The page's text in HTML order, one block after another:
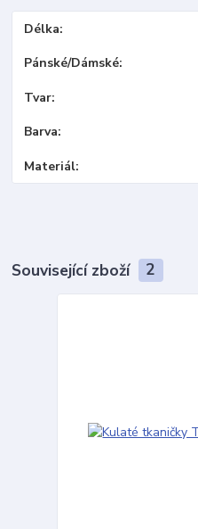
Délka
Pánské/Dámské
Tvar
Barva
Materiál
Související zboží 2